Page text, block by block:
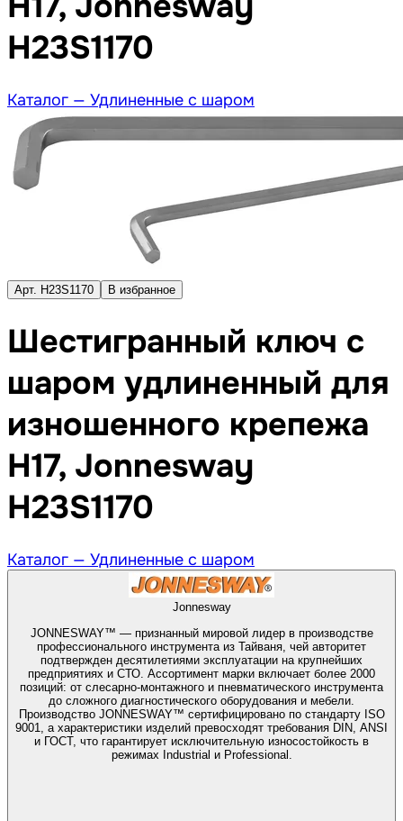
H23S1170
Каталог — Удлиненные с шаром
Арт. H23S1170 В избранное
Шестигранный ключ с
шаром удлиненный для
изношенного крепежа
H17, Jonnesway
H23S1170
Каталог — Удлиненные с шаром
Jonnesway
JONNESWAY™ — признанный мировой лидер в производстве
профессионального инструмента из Тайваня, чей авторитет
подтвержден десятилетиями эксплуатации на крупнейших
предприятиях и СТО. Ассортимент марки включает более 2000
позиций: от слесарно-монтажного и пневматического инструмента
до сложного диагностического оборудования и мебели.
Производство JONNESWAY™ сертифицировано по стандарту ISO
9001, а характеристики изделий превосходят требования DIN, ANSI
и ГОСТ, что гарантирует исключительную износостойкость в
режимах Industrial и Professional.